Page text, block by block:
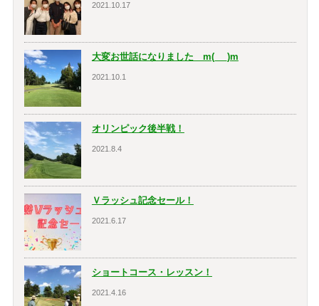
2021.10.17
大変お世話になりました m(_ _)m
2021.10.1
オリンピック後半戦！
2021.8.4
Ｖラッシュ記念セール！
2021.6.17
ショートコース・レッスン！
2021.4.16